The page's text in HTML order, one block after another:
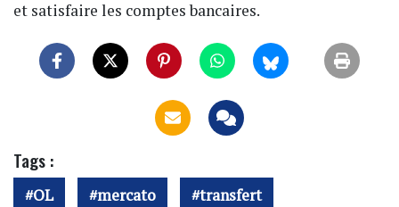
et satisfaire les comptes bancaires.
Tags :
OL mercato transfert